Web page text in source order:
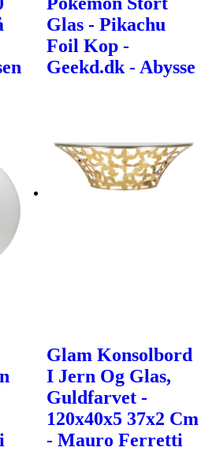
Glas - Pikachu
Foil Kop -
Geekd.dk - Abysse
Glam Konsolbord
I Jern Og Glas,
Guldfarvet -
120x40x5 37x2 Cm
- Mauro Ferretti